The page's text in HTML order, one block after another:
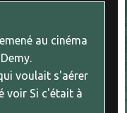
au cinéma
voulait s'aérer
voir Si c'était à